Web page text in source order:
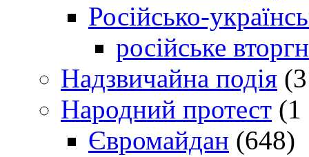
Російсько-
російське
Надзвичайна подія
Народний протест (1
Євромайдан (648)